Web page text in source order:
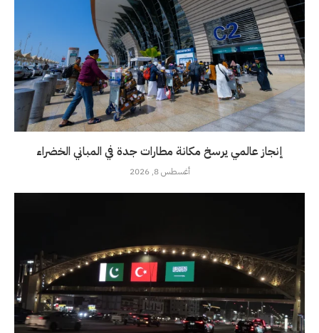
إنجاز عالمي يرسخ مكانة مطارات جدة في المباني الخضراء
أغسطس 8, 2026